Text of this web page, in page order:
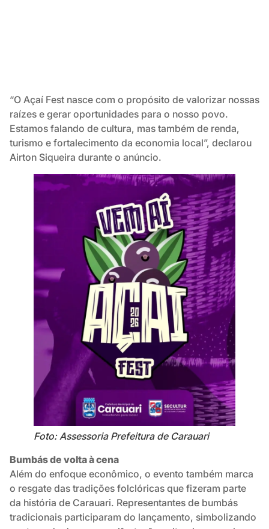
“O Açaí Fest nasce com o propósito de valorizar nossas
raízes e gerar oportunidades para o nosso povo.
Estamos falando de cultura, mas também de renda,
turismo e fortalecimento da economia local”, declarou
Airton Siqueira durante o anúncio.
Foto: Assessoria Prefeitura de Carauari
Bumbás de volta à cena
Além do enfoque econômico, o evento também marca
o resgate das tradições folclóricas que fizeram parte
da história de Carauari. Representantes de bumbás
tradicionais participaram do lançamento, simbolizando